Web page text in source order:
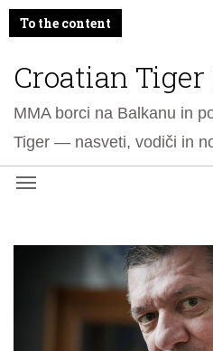
To the content
Croatian
MMA borci na Balkanu in
Tiger — nasveti, vodiči in